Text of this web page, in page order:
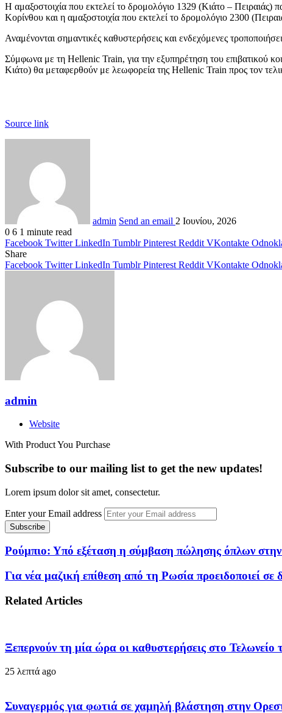
Η αμαξοστοιχία που εκτελεί το δρομολόγιο 1329 (Κιάτο –
Κορίνθου και η αμαξοστοιχία που εκτελεί το δρομολόγιο 2300
Αναμένονται σημαντικές καθυστερήσεις και ενδεχόμενες
Σύμφωνα με τη Hellenic Train, για την εξυπηρέτηση του επιβατικού
Κιάτο) θα μεταφερθούν με λεωφορεία της Hellenic Train προς τον
Source link
admin Send an email 2 Ιουνίου, 2026
0 6 1 minute read
Facebook Twitter LinkedIn Tumblr Pinterest Reddit VKontakte
Share
Facebook Twitter LinkedIn Tumblr Pinterest Reddit VKontakte
admin
Website
With Product You Purchase
Subscribe to our mailing list to get the new updates!
Lorem ipsum dolor sit amet, consectetur.
Enter your Email address
Ρούμπιο: Υπό εξέταση η σύμβαση πώλησης όπλων
Για νέα μαζική επίθεση από τη Ρωσία προειδοποιεί σε
Related Articles
Ξεπερνούν τη μία ώρα οι καθυστερήσεις στο
25 λεπτά ago
Συναγερμός για φωτιά σε χαμηλή βλάστηση στην